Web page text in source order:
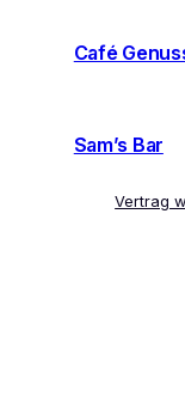
Café
Sam’s Bar
Vertrag